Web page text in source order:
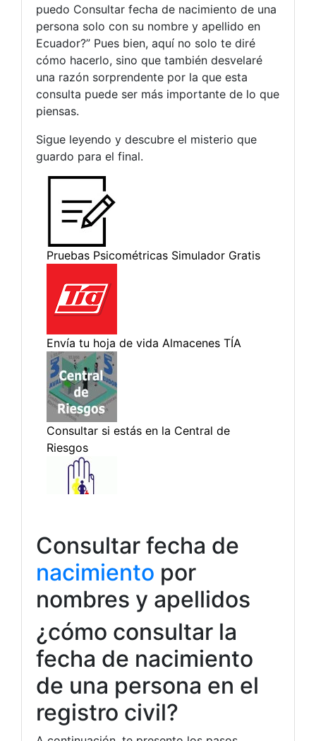
puedo Consultar fecha de nacimiento de una
persona solo con su nombre y apellido en
Ecuador?” Pues bien, aquí no solo te diré
cómo hacerlo, sino que también desvelaré
una razón sorprendente por la que esta
consulta puede ser más importante de lo que
piensas.
Sigue leyendo y descubre el misterio que
guardo para el final.
Consultar fecha de
nacimiento por
nombres y apellidos
¿cómo consultar la
fecha de nacimiento
de una persona en el
registro civil?